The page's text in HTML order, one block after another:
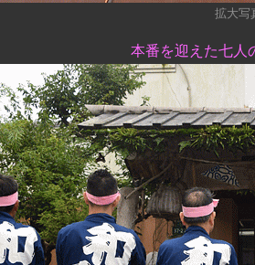
拡大写
本番を迎えた七人